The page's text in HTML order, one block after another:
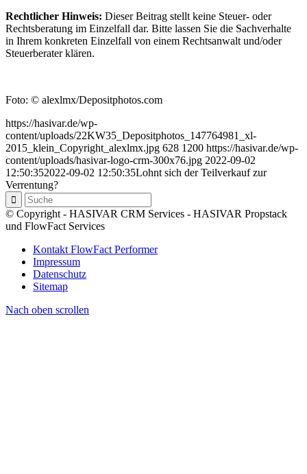
Rechtlicher Hinweis: Dieser Beitrag stellt keine Steuer- oder
Rechtsberatung im Einzelfall dar. Bitte lassen Sie die Sachverhalte
in Ihrem konkreten Einzelfall von einem Rechtsanwalt und/oder
Steuerberater klären.
Foto: © alexlmx/Depositphotos.com
https://hasivar.de/wp-
content/uploads/22KW35_Depositphotos_147764981_xl-
2015_klein_Copyright_alexlmx.jpg 628 1200 https://hasivar.de/wp-
content/uploads/hasivar-logo-crm-300x76.jpg 2022-09-02
12:50:352022-09-02 12:50:35Lohnt sich der Teilverkauf zur
Verrentung?
© Copyright - HASIVAR CRM Services - HASIVAR Propstack
und FlowFact Services
Kontakt FlowFact Performer
Impressum
Datenschutz
Sitemap
Nach oben scrollen